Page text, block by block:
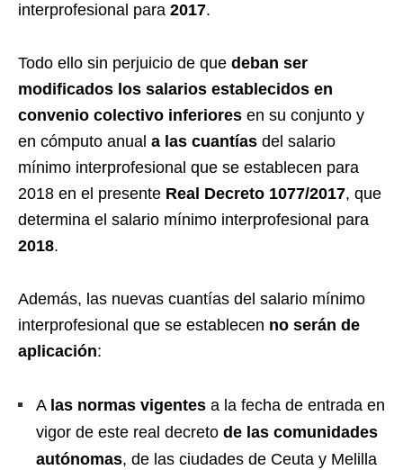
interprofesional para 2017.
Todo ello sin perjuicio de que deban ser
modificados los salarios establecidos en
convenio colectivo inferiores en su conjunto y
en cómputo anual a las cuantías del salario
mínimo interprofesional que se establecen para
2018 en el presente Real Decreto 1077/2017, que
determina el salario mínimo interprofesional para
2018.
Además, las nuevas cuantías del salario mínimo
interprofesional que se establecen no serán de
aplicación:
A las normas vigentes a la fecha de entrada en
vigor de este real decreto de las comunidades
autónomas, de las ciudades de Ceuta y Melilla